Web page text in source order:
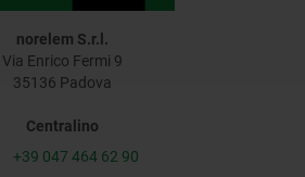
norelem S.r.l.
Via Enrico Fermi 9
35136 Padova
Centralino
+39 047 464 62 90